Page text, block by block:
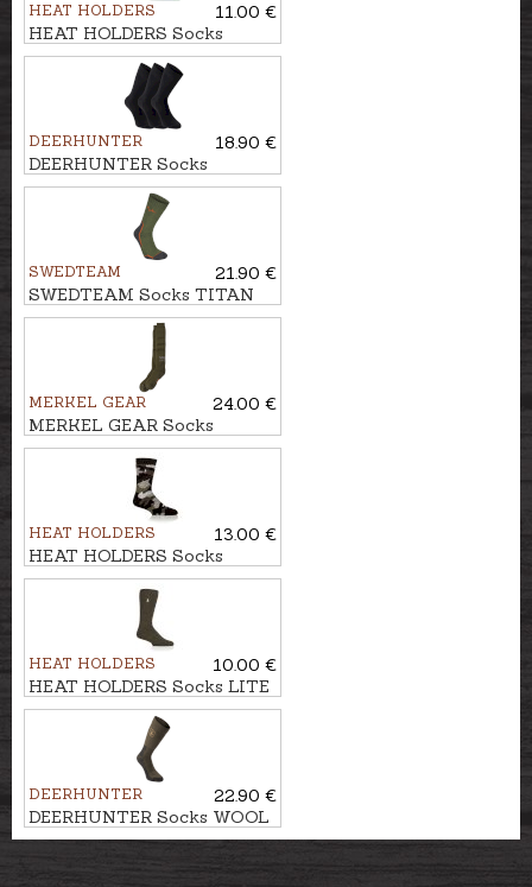
HEAT HOLDERS
11.00 €
HEAT HOLDERS Socks
ORIGINAL PLAIN FINCH
DEERHUNTER
18.90 €
DEERHUNTER Socks
BAMBOO
SWEDTEAM
21.90 €
SWEDTEAM Socks TITAN
MEDIUM
MERKEL GEAR
24.00 €
MERKEL GEAR Socks
MERINO WINTER
HEAT HOLDERS
13.00 €
HEAT HOLDERS Socks
ORIGINAL JACQUARD
HEAT HOLDERS
10.00 €
HEAT HOLDERS Socks LITE
PLAIN DUNLIN
DEERHUNTER
22.90 €
DEERHUNTER Socks WOOL
DELUXE